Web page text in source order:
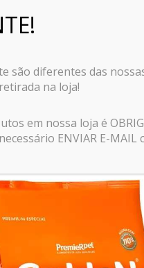
cães \ Ração Golden
são diferentes das
na loja!
em nossa loja é
ENVIAR E-